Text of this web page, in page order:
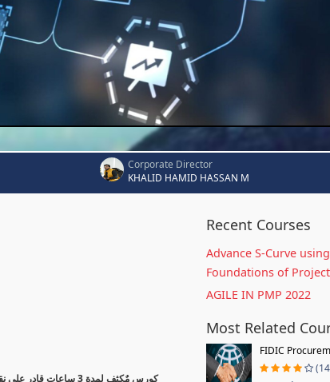
Corporate Director
KHALID HAMID HASSAN M
كورس مٌكثف لمدة 3
Recent Courses
Advance S-Curve
Foundations of
AGILE IN PMP 2022
Most Related
FIDIC